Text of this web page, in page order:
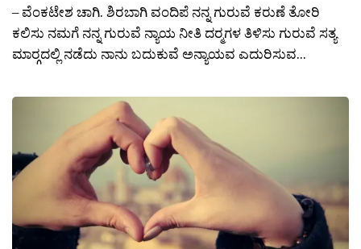
– ವೆಂಕಟೇಶ ಚಾಗಿ. ಶಿರಬಾಗಿ ವಂದಿಪೆ ನನ್ನ ಗುರುವೆ ಕರುಣೆ ತೋರಿ
ಕಲಿಸು ನಮಗೆ ನನ್ನ ಗುರುವೆ ನ್ಯಾಯ ನೀತಿ ದರ‍್ಮಗಳ ತಿಳಿಸು ಗುರುವೆ ಸತ್ಯ
ಮಾರ‍್ಗದಲ್ಲಿ ನಡೆದು ನಾನು ಬದುಕುವೆ ಅನ್ಯಾಯವ ಎದುರಿಸುವ...